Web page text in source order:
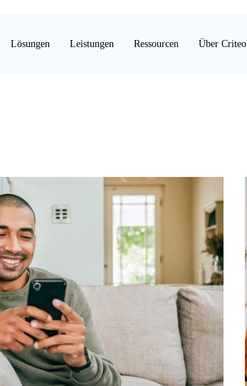
Lösungen Leistungen Ressourcen Über Criteo